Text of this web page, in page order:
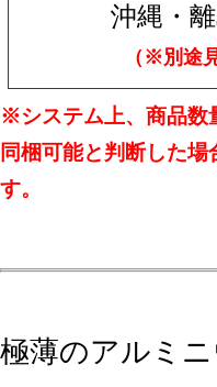
沖縄・
（※別途
※システム上、商品数
同梱可能と判断した
す。
極薄のアルミ